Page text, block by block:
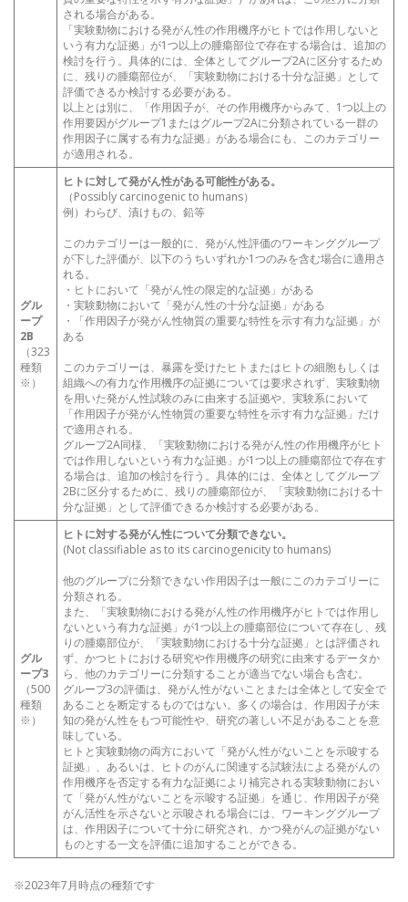
される場合がある。
「実験動物における発がん性の作用機序がヒトでは作用しないと
いう有力な証拠」が1つ以上の腫瘍部位で存在する場合は、追加の
検討を行う。具体的には、全体としてグループ2Aに区分するため
に、残りの腫瘍部位が、「実験動物における十分な証拠」として
評価できるか検討する必要がある。
以上とは別に、「作用因子が、その作用機序からみて、1つ以上の
作用要因がグループ1またはグループ2Aに分類されている一群の
作用因子に属する有力な証拠」がある場合にも、このカテゴリー
が適用される。
グル
ープ
2B
（323
種類
※）
ヒトに対して発がん性がある可能性がある。
（Possibly carcinogenic to humans）
例）わらび、漬けもの、鉛等
このカテゴリーは一般的に、発がん性評価のワーキンググループ
が下した評価が、以下のうちいずれか1つのみを含む場合に適用さ
れる。
・ヒトにおいて「発がん性の限定的な証拠」がある
・実験動物において「発がん性の十分な証拠」がある
・「作用因子が発がん性物質の重要な特性を示す有力な証拠」が
ある
このカテゴリーは、暴露を受けたヒトまたはヒトの細胞もしくは
組織への有力な作用機序の証拠については要求されず、実験動物
を用いた発がん性試験のみに由来する証拠や、実験系において
「作用因子が発がん性物質の重要な特性を示す有力な証拠」だけ
で適用される。
グループ2A同様、「実験動物における発がん性の作用機序がヒト
では作用しないという有力な証拠」が1つ以上の腫瘍部位で存在す
る場合は、追加の検討を行う。具体的には、全体としてグループ
2Bに区分するために、残りの腫瘍部位が、「実験動物における十
分な証拠」として評価できるか検討する必要がある。
グル
ープ3
（500
種類
※）
ヒトに対する発がん性について分類できない。
(Not classifiable as to its carcinogenicity to humans)
他のグループに分類できない作用因子は一般にこのカテゴリーに
分類される。
また、「実験動物における発がん性の作用機序がヒトでは作用し
ないという有力な証拠」が1つ以上の腫瘍部位について存在し、残
りの腫瘍部位が、「実験動物における十分な証拠」とは評価され
ず、かつヒトにおける研究や作用機序の研究に由来するデータか
ら、他のカテゴリーに分類することが適当でない場合も含む。
グループ3の評価は、発がん性がないことまたは全体として安全で
あることを断定するものではない。多くの場合は、作用因子が未
知の発がん性をもつ可能性や、研究の著しい不足があることを意
味している。
ヒトと実験動物の両方において「発がん性がないことを示唆する
証拠」、あるいは、ヒトのがんに関連する試験法による発がんの
作用機序を否定する有力な証拠により補完される実験動物におい
て「発がん性がないことを示唆する証拠」を通じ、作用因子が発
がん活性を示さないと示唆される場合には、ワーキンググループ
は、作用因子について十分に研究され、かつ発がんの証拠がない
ものとする一文を評価に追加することができる。
※2023年7月時点の種類です